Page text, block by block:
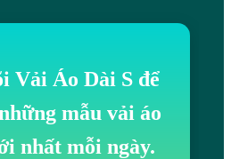
Vải Áo Dài S để
mẫu vải áo
nhất mỗi ngày.